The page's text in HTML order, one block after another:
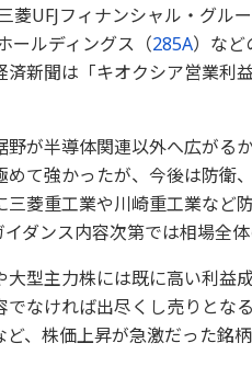
菱UFJフィナンシャル・グル
ールディングス（285A）など
新聞は「キオクシア営業利
が半導体関連以外へ広がる
て強かったが、今後は防衛
三菱重工業や川崎重工業など
ダンス内容次第では相場全
型主力株には既に高い利益
なければ出尽くし売りとな
ど、株価上昇が急激だった銘